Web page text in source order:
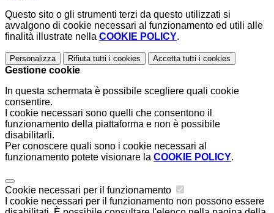
Questo sito o gli strumenti terzi da questo utilizzati si
avvalgono di cookie necessari al funzionamento ed utili alle
finalità illustrate nella COOKIE POLICY.
Personalizza Rifiuta tutti i cookies Accetta tutti i cookies
Gestione cookie
In questa schermata è possibile scegliere quali cookie
consentire.
I cookie necessari sono quelli che consentono il
funzionamento della piattaforma e non è possibile
disabilitarli.
Per conoscere quali sono i cookie necessari al
funzionamento potete visionare la COOKIE POLICY.
Cookie necessari per il funzionamento
I cookie necessari per il funzionamento non possono essere